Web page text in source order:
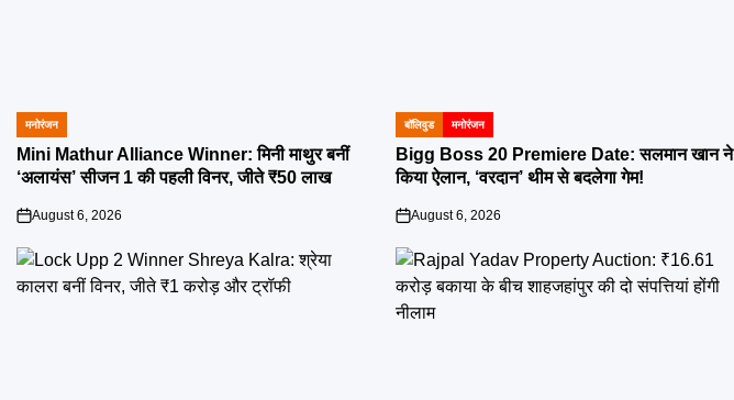
POSTED
IN
मनोरंजन
Mini Mathur Alliance Winner: मिनी माथुर बनीं
‘अलायंस’ सीजन 1 की पहली विनर, जीते ₹50 लाख
on
August 6, 2026
POSTED
IN
बॉलिवुड मनोरंजन
Bigg Boss 20 Premiere Date: सलमान खान ने
किया ऐलान, ‘वरदान’ थीम से बदलेगा गेम!
on
August 6, 2026